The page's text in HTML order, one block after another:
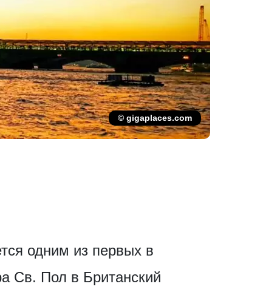
© gigaplaces.com
одним из первых в
Св. Пол в Британский